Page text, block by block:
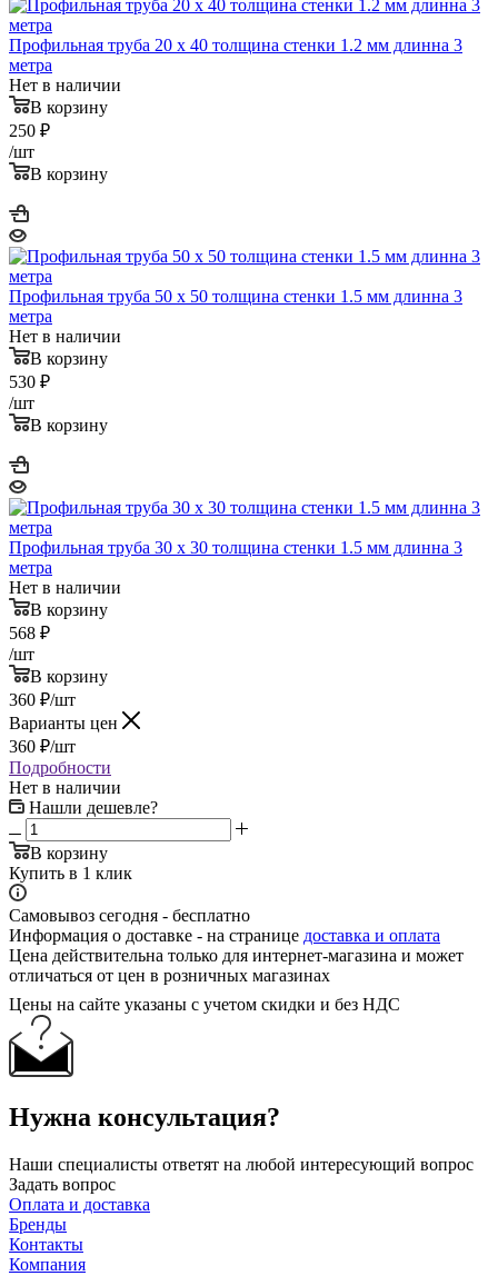
Профильная труба 20 х 40 толщина стенки 1.2 мм длинна 3
метра
Нет в наличии
В корзину
250 ₽
/шт
В корзину
Профильная труба 50 х 50 толщина стенки 1.5 мм длинна 3
метра
Нет в наличии
В корзину
530 ₽
/шт
В корзину
Профильная труба 30 х 30 толщина стенки 1.5 мм длинна 3
метра
Нет в наличии
В корзину
568 ₽
/шт
В корзину
360 ₽/шт
Варианты цен
360 ₽/шт
Подробности
Нет в наличии
Нашли дешевле?
В корзину
Купить в 1 клик
Самовывоз сегодня - бесплатно
Информация о доставке - на странице доставка и оплата
Цена действительна только для интернет-магазина и может
отличаться от цен в розничных магазинах
Цены на сайте указаны с учетом скидки и без НДС
Нужна консультация?
Наши специалисты ответят на любой интересующий вопрос
Задать вопрос
Оплата и доставка
Бренды
Контакты
Компания